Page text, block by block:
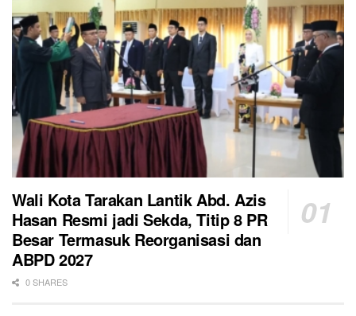
Wali Kota Tarakan Lantik Abd. Azis
Hasan Resmi jadi Sekda, Titip 8 PR
Besar Termasuk Reorganisasi dan
ABPD 2027
0 SHARES